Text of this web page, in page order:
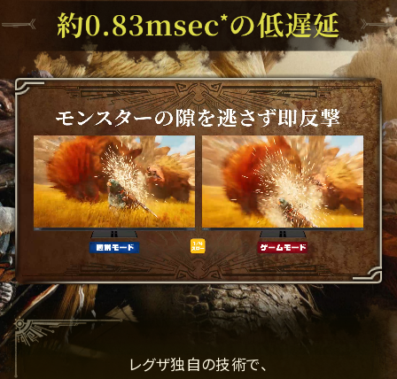
レグザ独自の技術で、